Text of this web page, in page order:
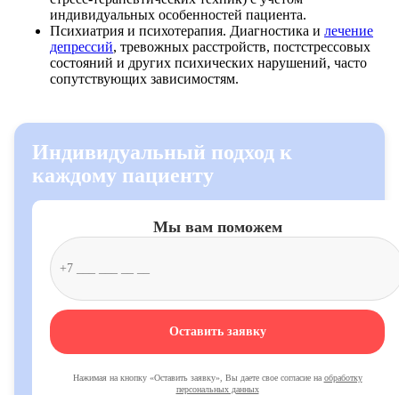
индивидуальных особенностей пациента.
Психиатрия и психотерапия. Диагностика и лечение
депрессий, тревожных расстройств, постстрессовых
состояний и других психических нарушений, часто
сопутствующих зависимостям.
Индивидуальный подход к
каждому пациенту
Мы вам поможем
Оставить заявку
Нажимая на кнопку «Оставить заявку», Вы даете свое согласие на обработку
персональных данных